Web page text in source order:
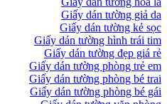
Giấy dán tường giả da
Giấy dán tường kẻ sọc
Giấy dán tường hình trái tim
Giấy dán tường đẹp giá rẻ
Giấy dán tường phòng trẻ em
Giấy dán tường phòng bé trai
Giấy dán tường phòng bé gái